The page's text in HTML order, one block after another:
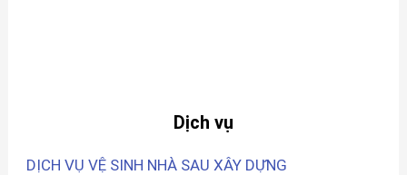
Dịch vụ
DỊCH VỤ VỆ SINH NHÀ SAU XÂY DỰNG